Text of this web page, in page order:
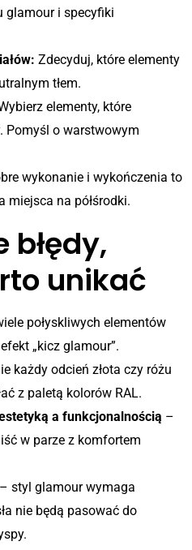
glamour i specyfiki
Zdecyduj, które elementy
tłem.
elementy, które
Pomyśl o warstwowym
wykonanie i wykończenia to
miejsca na półśrodki.
błędy,
unikać
połyskliwych elementów
„kicz glamour”.
każdy odcień złota czy różu
z paletą kolorów RAL.
a funkcjonalnością –
w parze z komfortem
– styl glamour wymaga
nie będą pasować do